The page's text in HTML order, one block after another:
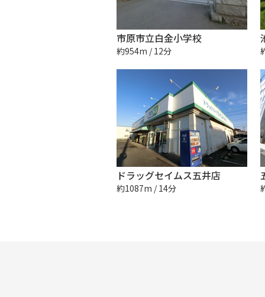
市原市立白金小学校
約954m / 12分
ドラッグセイムス五井店
約1087m / 14分